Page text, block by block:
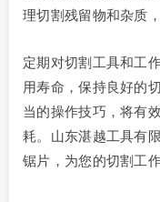
理切割残留物和杂质
定期对切割工具和工
用寿命，保持良好的
当的操作技巧，将有
耗。山东湛越工具有
锯片，为您的切割工